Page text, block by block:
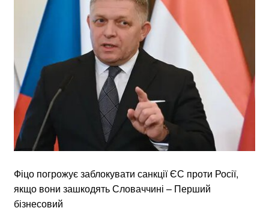
Фіцо погрожує заблокувати санкції ЄС проти Росії,
якщо вони зашкодять Словаччині – Перший
бізнесовий